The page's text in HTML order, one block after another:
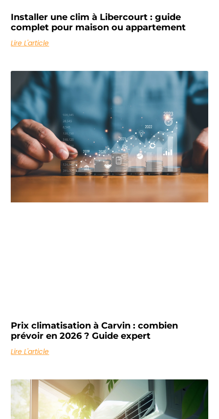
Installer une clim à Libercourt : guide
complet pour maison ou appartement
Lire L'article
Prix climatisation à Carvin : combien
prévoir en 2026 ? Guide expert
Lire L'article